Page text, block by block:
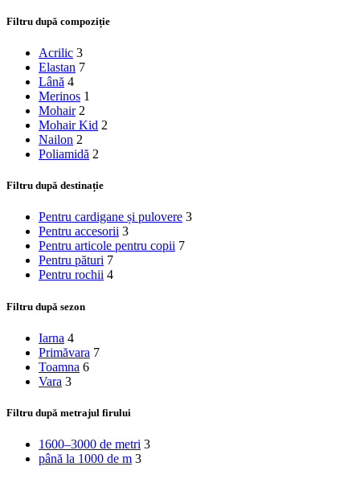
Filtru după compoziție
Acrilic 3
Elastan 7
Lână 4
Merinos 1
Mohair 2
Mohair Kid 2
Nailon 2
Poliamidă 2
Filtru după destinație
Pentru cardigane și pulovere 3
Pentru accesorii 3
Pentru articole pentru copii 7
Pentru pături 7
Pentru rochii 4
Filtru după sezon
Iarna 4
Primăvara 7
Toamna 6
Vara 3
Filtru după metrajul firului
1600–3000 de metri 3
până la 1000 de m 3